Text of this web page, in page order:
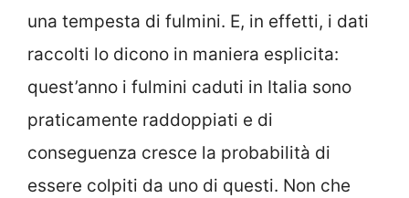
una tempesta di fulmini. E, in effetti, i dati
raccolti lo dicono in maniera esplicita:
quest’anno i fulmini caduti in Italia sono
praticamente raddoppiati e di
conseguenza cresce la probabilità di
essere colpiti da uno di questi. Non che